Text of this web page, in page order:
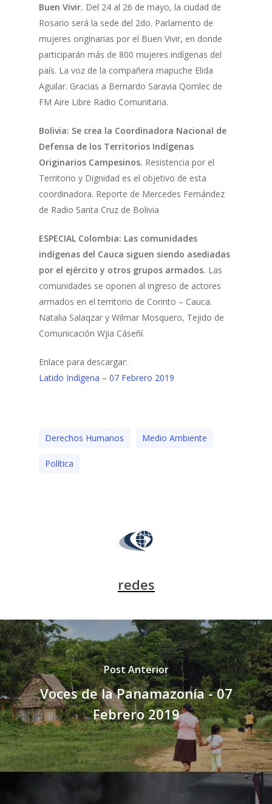
Buen Vivir. Del 24 al 26 de mayo, la ciudad de
Rosario será la sede del 2do. Parlamento de
mujeres originarias por el Buen Vivir, en donde
participarán más de 800 mujeres indígenas del
país. La voz de la compañera mapuche Elida
Aguilar. Gracias a Bernardo Saravia Qomlec de
FM Aire Libre Radio Comunitaria.
Bolivia: Se crea la Coordinadora Nacional de
Defensa de los Territorios Indígenas
Originarios Campesinos. Resistencia por el
Territorio y Dignidad es el objetivo de esta
coordinadora. Reporte de Mercedes Fernández
de Radio Santa Cruz de Bolivia
ESPECIAL Colombia: Las comunidades
indígenas del Cauca siguen siendo asediadas
por el ejército y otros grupos armados. Las
comunidades se oponen al ingreso de actores
armados en el territorio de Corinto – Cauca.
Natalia Salaqzar y Wilmar Mosquero, Tejido de
Comunicación Wjia Cáseñí.
Enlace para descargar:
Latido Indígena – 07 Febrero 2019
Derechos Humanos Medio Ambiente
Polí­tica
redes
Post Anterior
Voces de la Panamazonía - 07
Febrero 2019